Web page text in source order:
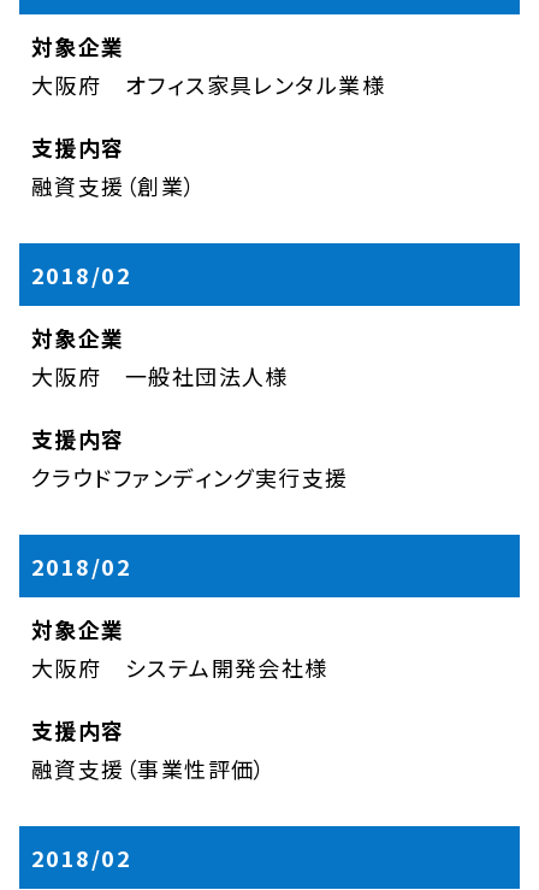
大阪府 オフィス家具レンタル業様
融資支援（創業）
2018/02
大阪府 一般社団法人様
クラウドファンディング実行支援
2018/02
大阪府 システム開発会社様
融資支援（事業性評価）
2018/02